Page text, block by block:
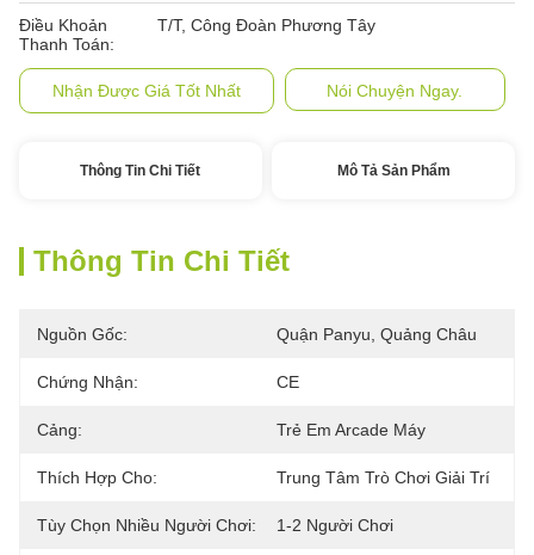
Điều Khoản
Thanh Toán:
T/T, Công Đoàn Phương Tây
Nhận Được Giá Tốt Nhất Nói Chuyện Ngay.
Thông Tin Chi Tiết Mô Tả Sản Phẩm
Thông Tin Chi Tiết
Nguồn Gốc: Quận Panyu, Quảng Châu
Chứng Nhận: CE
Cảng: Trẻ Em Arcade Máy
Thích Hợp Cho: Trung Tâm Trò Chơi Giải Trí
Tùy Chọn Nhiều Người Chơi: 1-2 Người Chơi